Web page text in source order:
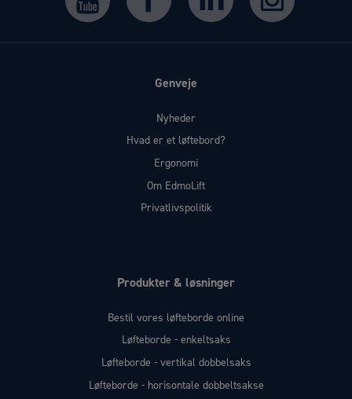
Genveje
Nyheder
Hvad er et løftebord?
Ergonomi
Om EdmoLift
Privatlivspolitik
Produkter & løsninger
Bestil vores løfteborde online
Løfteborde - enkeltsaks
Løfteborde - vertikal dobbelsaks
Løfteborde - horisontale dobbeltsakse